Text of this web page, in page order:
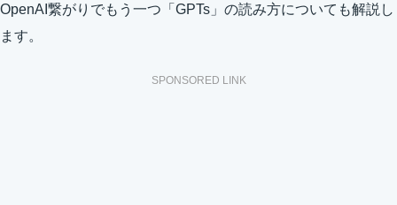
OpenAI繋がりでもう一つ「GPTs」の読み方についても解説し
ます。
SPONSORED LINK